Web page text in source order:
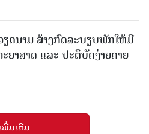
ດນາມ ສ້າງກົດລະບຽບພັກໃຫ້ມີ
ຍາສາດ ແລະ ປະຕິບັດງ່າຍດາຍ
ເພີ່ມເຕີມ